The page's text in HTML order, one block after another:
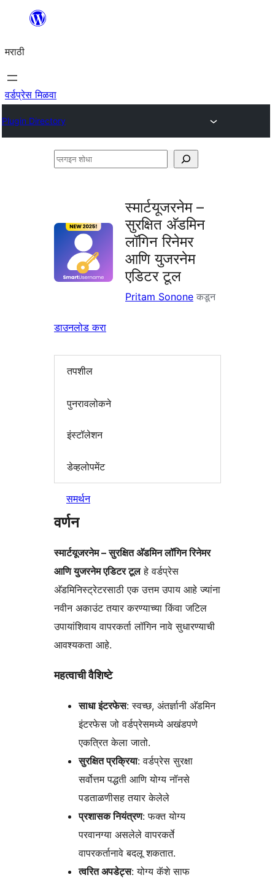
सामुग्रीवर
मराठी
वर्डप्रेस मिळवा
Plugin Directory
प्लगइन
स्मार्टयूजरनेम –
सुरक्षित अ‍ॅडमिन
लॉगिन रिनेमर
आणि युजरनेम
एडिटर टूल
Pritam Sonone कडून
डाउनलोड करा
तपशील
पुनरावलोकने
इंस्टॉलेशन
डेव्हलोपमेंट
समर्थन
वर्णन
स्मार्टयूजरनेम – सुरक्षित अ‍ॅडमिन लॉगिन रिनेमर
आणि युजरनेम एडिटर टूलहे वर्डप्रेस
अ‍ॅडमिनिस्ट्रेटरसाठी एक उत्तम उपाय आहे ज्यांना
नवीन अकाउंट तयार करण्याच्या किंवा जटिल
उपायांशिवाय वापरकर्ता लॉगिन नावे सुधारण्याची
आवश्यकता आहे.
महत्वाची वैशिष्टे
साधा इंटरफेस: स्वच्छ, अंतर्ज्ञानी अ‍ॅडमिन
इंटरफेस जो वर्डप्रेसमध्ये अखंडपणे
एकत्रित केला जातो.
सुरक्षित प्रक्रिया: वर्डप्रेस सुरक्षा
सर्वोत्तम पद्धती आणि योग्य नॉनसे
पडताळणीसह तयार केलेले
प्रशासक नियंत्रण: फक्त योग्य
परवानग्या असलेले वापरकर्ते
वापरकर्तानावे बदलू शकतात.
त्वरित अपडेट्स: योग्य कॅशे साफ